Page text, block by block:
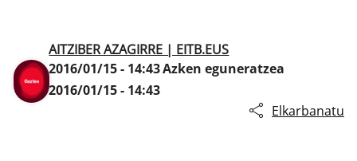
AITZIBER AZAGIRRE | EITB.EUS
2016/01/15 - 14:43Azken eguneratzea
2016/01/15 - 14:43
Elkarbanatu